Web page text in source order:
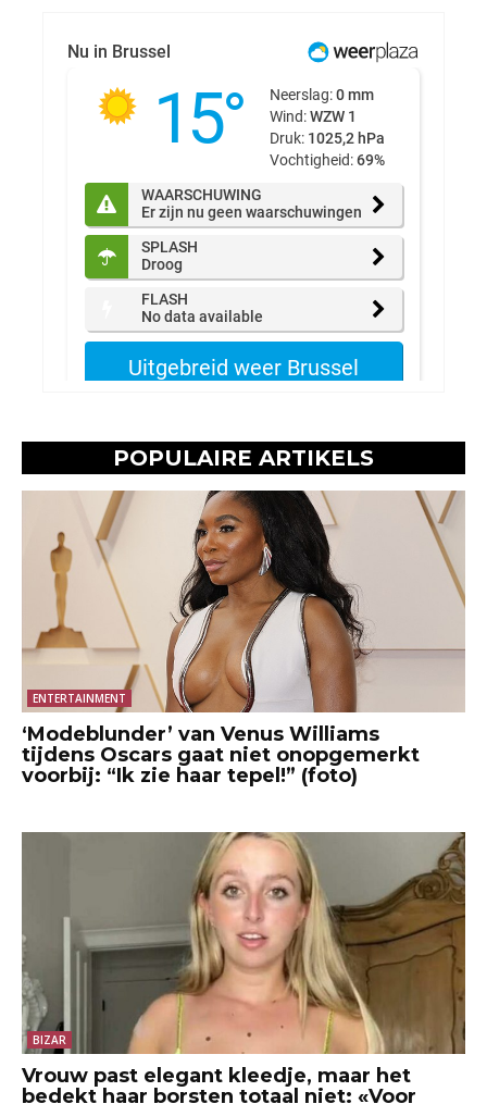
POPULAIRE ARTIKELS
ENTERTAINMENT
‘Modeblunder’ van Venus Williams
tijdens Oscars gaat niet onopgemerkt
voorbij: “Ik zie haar tepel!” (foto)
BIZAR
Vrouw past elegant kleedje, maar het
bedekt haar borsten totaal niet: «Voor